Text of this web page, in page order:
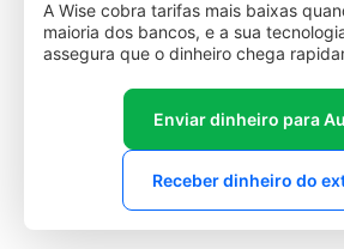
A Wise cobra tarifas mais baixas
maioria dos bancos, e a sua
assegura que o dinheiro chega
Enviar dinheiro para
Receber dinheiro do